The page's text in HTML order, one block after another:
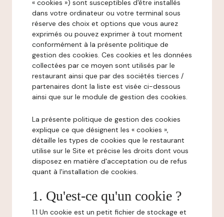
« cookies ») sont susceptibles d'être installés
dans votre ordinateur ou votre terminal sous
réserve des choix et options que vous aurez
exprimés ou pouvez exprimer à tout moment
conformément à la présente politique de
gestion des cookies. Ces cookies et les données
collectées par ce moyen sont utilisés par le
restaurant ainsi que par des sociétés tierces /
partenaires dont la liste est visée ci-dessous
ainsi que sur le module de gestion des cookies.
La présente politique de gestion des cookies
explique ce que désignent les « cookies »,
détaille les types de cookies que le restaurant
utilise sur le Site et précise les droits dont vous
disposez en matière d'acceptation ou de refus
quant à l'installation de cookies.
1. Qu'est-ce qu'un cookie ?
1.1 Un cookie est un petit fichier de stockage et